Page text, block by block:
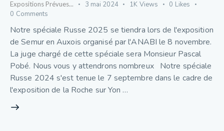
Expositions Prévues... 3 mai 2024 1K Views 0 Likes
0 Comments
Notre spéciale Russe 2025 se tiendra lors de l'exposition
de Semur en Auxois organisé par l'ANABI le 8 novembre.
La juge chargé de cette spéciale sera Monsieur Pascal
Pobé. Nous vous y attendrons nombreux Notre spéciale
Russe 2024 s'est tenue le 7 septembre dans le cadre de
l'exposition de la Roche sur Yon …